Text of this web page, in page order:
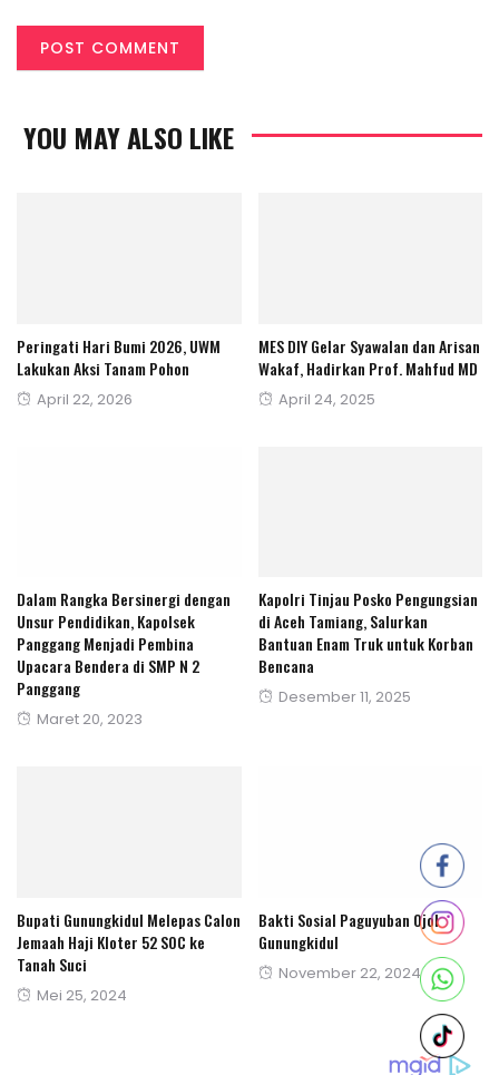
YOU MAY ALSO LIKE
Peringati Hari Bumi 2026, UWM
Lakukan Aksi Tanam Pohon
Posted
April 22, 2026
MES DIY Gelar Syawalan dan Arisan
Wakaf, Hadirkan Prof. Mahfud MD
Posted
April 24, 2025
Dalam Rangka Bersinergi dengan
Unsur Pendidikan, Kapolsek
Panggang Menjadi Pembina
Upacara Bendera di SMP N 2
Panggang
Posted
Maret 20, 2023
Kapolri Tinjau Posko Pengungsian
di Aceh Tamiang, Salurkan
Bantuan Enam Truk untuk Korban
Bencana
Posted
Desember 11, 2025
Bupati Gunungkidul Melepas Calon
Jemaah Haji Kloter 52 SOC ke
Tanah Suci
Posted
Mei 25, 2024
Bakti Sosial Paguyuban Ojol
Gunungkidul
Posted
November 22, 2024